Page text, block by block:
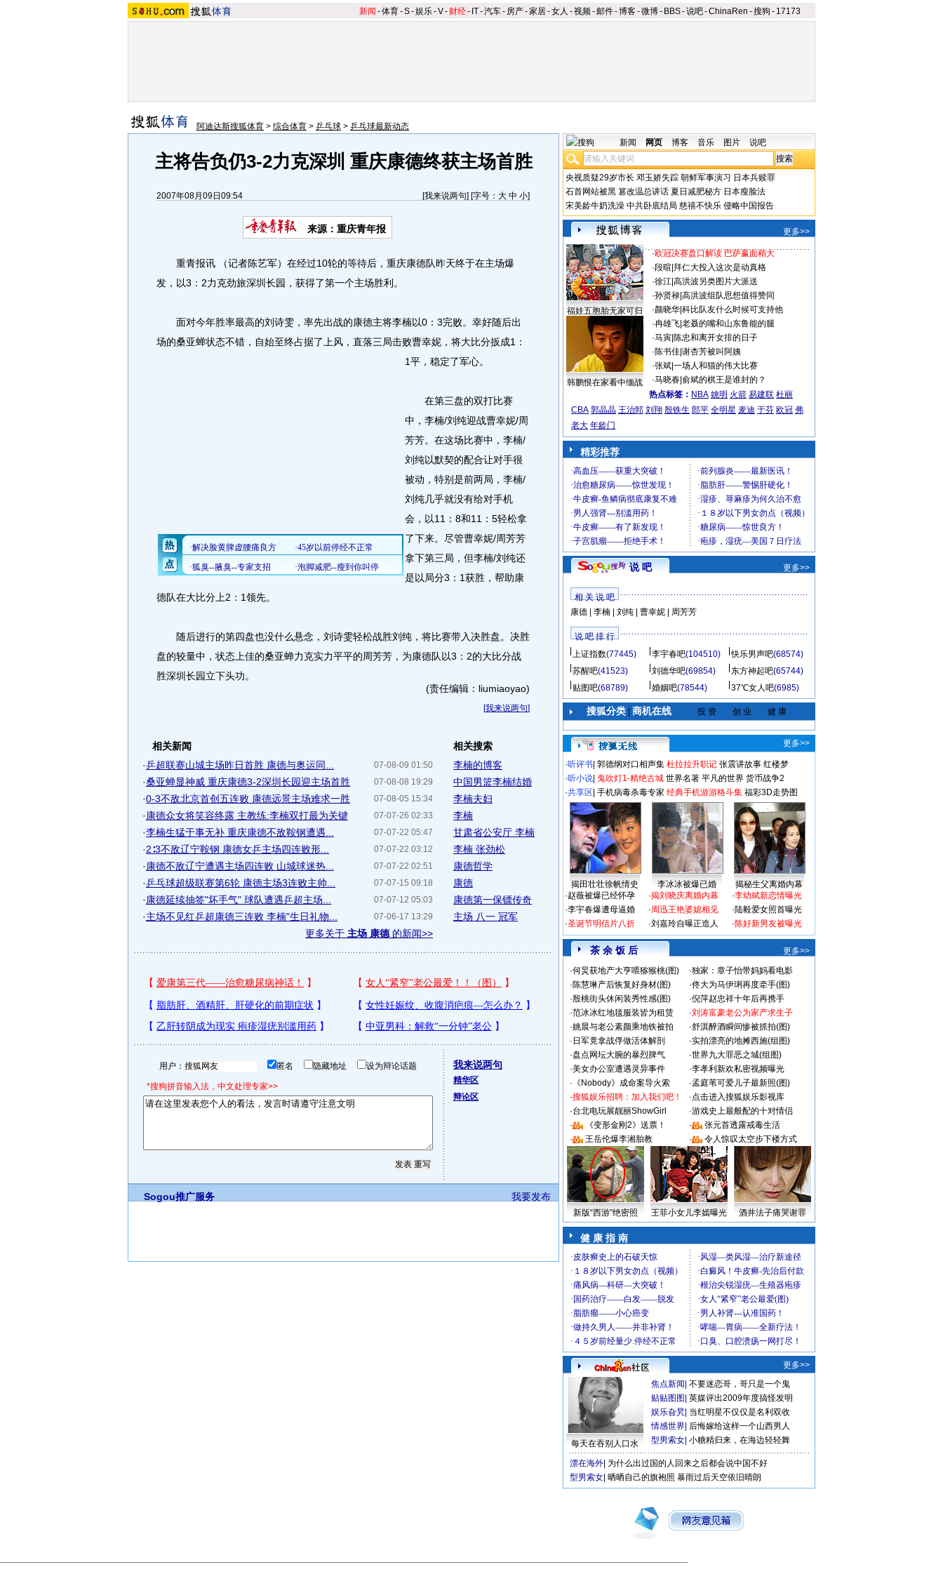
新闻 -体育-S-娱乐-V- 财经- IT-汽车- 房产-家居-女人 -视频-邮件-博客-微博- BBS-说吧-ChinaRen -搜狗 - 17173
阿迪达斯搜狐体育 > 综合体育 > 乒乓球 > 乒乓球最新动态
主将告负仍3-2力克深圳 重庆康德终获主场首胜
2007年08月09日09:54 [我来说两句] [字号： 大 中 小]
来源：重庆青年报
重青报讯 （记者陈艺军）在经过10轮的等待后，重庆康德队昨天终于在主场爆
发，以3：2力克劲旅深圳长园，获得了第一个主场胜利。
面对今年胜率最高的刘诗雯，率先出战的康德主将李楠以0：3完败。幸好随后出
场的桑亚蝉状态不错，自始至终占据了上风，直落三局击败曹幸妮，将大比分扳成1：
1平，稳定了军心。
在第三盘的双打比赛
中，李楠/刘纯迎战曹幸妮/周
芳芳。在这场比赛中，李楠/
刘纯以默契的配合让对手很
被动，特别是前两局，李楠/
刘纯几乎就没有给对手机
会，以11：8和11：5轻松拿
了下来。尽管曹幸妮/周芳芳
拿下第三局，但李楠/刘纯还
是以局分3：1获胜，帮助康
德队在大比分上2：1领先。
随后进行的第四盘也没什么悬念，刘诗雯轻松战胜刘纯，将比赛带入决胜盘。决胜
盘的较量中，状态上佳的桑亚蝉力克实力平平的周芳芳，为康德队以3：2的大比分战
胜深圳长园立下头功。
(责任编辑：liumiaoyao)
[我来说两句]
相关新闻
07-08-09 01:50
·乒超联赛山城主场昨日首胜 康德与奥运同...
07-08-08 19:29
·桑亚蝉显神威 重庆康德3-2深圳长园迎主场首胜
07-08-05 15:34
·0-3不敌北京首创五连败 康德远景主场难求一胜
07-07-26 02:33
· 康德众女将笑容终露 主教练:李楠双打最为关键
07-07-22 05:47
·李楠生猛于事无补 重庆康德不敌鞍钢遭遇...
07-07-22 03:12
·2∶3不敌辽宁鞍钢 康德女乒主场四连败形...
07-07-22 02:51
· 康德不敌辽宁遭遇主场四连败 山城球迷热...
07-07-15 09:18
·乒乓球超级联赛第6轮 康德主场3连败主帅...
07-07-12 05:03
· 康德延续抽签"坏手气" 球队遭遇乒超主场...
07-06-17 13:29
·主场不见红乒超康德三连败 李楠"生日礼物...
更多关于 主场 康德 的新闻>>
相关搜索
李楠的博客
中国男篮李楠结婚
李楠夫妇
李楠
甘肃省公安厅 李楠
李楠 张劲松
康德哲学
康德
康德第一保镖传奇
主场 八一 冠军
用户： 匿名 隐藏地址 设为辩论话题
*搜狗拼音输入法，中文处理专家>>
我来说两句
精华区
辩论区
我要发布
Sogou推广服务
新闻 网页 博客 音乐 图片 说吧
央视质疑29岁市长 邓玉娇失踪 朝鲜军事演习 日本兵赎罪
石首网站被黑 篡改温总讲话 夏日减肥秘方 日本瘦脸法
宋美龄牛奶洗澡 中共卧底结局 慈禧不快乐 侵略中国报告
更多>>
福娃五胞胎无家可归
韩鹏恨在家看中缅战
·欧冠决赛盘口解读 巴萨赢面稍大
·段暄 拜仁大投入这次是动真格
·徐江| 高洪波另类图片大派送
·孙贤禄| 高洪波组队思想值得赞同
·颜晓华| 科比队友什么时候可支持他
·冉雄飞| 老聂的嘴和山东鲁能的腿
·马寅| 陈忠和离开女排的日子
·陈书佳| 谢杏芳被叫阿姨
·张斌| 一场人和猫的伟大比赛
·马晓春| 俞斌的棋王是谁封的？
热点标签： NBA 姚明 火箭 易建联 杜丽
CBA 郭晶晶 王治郅 刘翔 殷铁生 郎平 全明星 麦迪 于芬 欧冠 弗
老大 年龄门
精彩推荐
说 吧 更多>>
相 关 说 吧
康德| 李楠| 刘纯| 曹幸妮| 周芳芳
说 吧 排 行
上证指数(77445) 李宇春吧(104510) 快乐男声吧(68574)
苏醒吧(41523) 刘德华吧(69854) 东方神起吧(65744)
贴图吧(68789) 婚姻吧(78544) 37℃女人吧(6985)
搜狐分类| 商机在线 投 资 创 业 健 康
更多>>
·听评书 郭德纲对口相声集 杜拉拉升职记 张震讲故事 红楼梦
·听小说 鬼吹灯1-精绝古城 世界名著 平凡的世界 货币战争2
·共享区 手机病毒杀毒专家 经典手机游游格斗集 福彩3D走势图
揭田壮壮徐帆情史 李冰冰被爆已婚
揭秘生父离婚内幕
·赵薇被爆已经怀孕
·李宇春爆遭母逼婚
·圣诞节明信片八折
·揭刘晓庆离婚内幕
·周迅王艳婆媳相见
·刘嘉玲自曝正造人
·李幼斌新恋情曝光
·陆毅爱女照首曝光
·陈好新男友被曝光
茶 余 饭 后
更多>>
·何炅获地产大亨喂猕猴桃(图) ·独家：章子怡带妈妈看电影
·陈慧琳产后恢复好身材(图) ·佟大为马伊琍再度牵手(图)
·殷桃街头休闲装秀性感(图) ·倪萍赵忠祥十年后再携手
·范冰冰红地毯服装皆为租赁 ·刘涛富豪老公为家产求生子
·姚晨与老公素颜乘地铁被拍 ·舒淇醉酒瞬间惨被抓拍(图)
· 日军竟拿战俘做活体解剖 ·实拍漂亮的地摊西施(组图)
·盘点网坛大腕的暴烈脾气 ·世界九大罪恶之城(组图)
·美女办公室遭遇灵异事件 ·李孝利新欢私密视频曝光
· 《Nobody》成命案导火索 ·孟庭苇可爱儿子最新照(图)
·搜狐娱乐招聘：加入我们吧！ ·点击进入搜狐娱乐影视库
·台北电玩展靓丽ShowGirl ·游戏史上最般配的十对情侣
·
《变形金刚2》送票！ ·
张元首透露戒毒生活
·
王岳伦爆李湘胎教 · 令人惊叹太空步下楼方式
新版“西游”绝密照 王菲小女儿李嫣曝光 酒井法子痛哭谢罪
健 康 指 南
更多>>
每天在吞别人口水
焦点新闻 不要迷恋哥，哥只是一个鬼
贴贴图图 英媒评出2009年度搞怪发明
娱乐旮旯 当红明星不仅仅是名利双收
情感世界 后悔嫁给这样一个山西男人
型男索女 小糖精归来，在海边轻轻舞
漂在海外 为什么出过国的人回来之后都会说中国不好
型男索女 晒晒自己的旗袍照 暴雨过后天空依旧晴朗